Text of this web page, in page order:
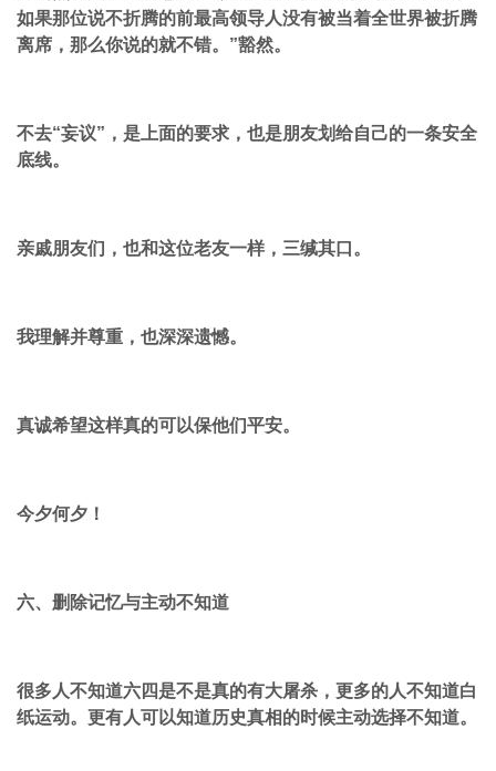
如果那位说不折腾的前最高领导人没有被当着全世界被折腾
离席，那么你说的就不错。”豁然。
不去“妄议”，是上面的要求，也是朋友划给自己的一条安全
底线。
亲戚朋友们，也和这位老友一样，三缄其口。
我理解并尊重，也深深遗憾。
真诚希望这样真的可以保他们平安。
今夕何夕！
六、删除记忆与主动不知道
很多人不知道六四是不是真的有大屠杀，更多的人不知道白
纸运动。更有人可以知道历史真相的时候主动选择不知道。